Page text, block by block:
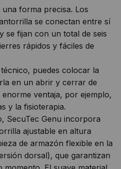
forma precisa. Los
se conectan entre sí
se fijan con un total de seis
rápidos y fáciles de
puedes colocar la
en un abrir y cerrar de
ventaja, por ejemplo,
y la fisioterapia.
SecuTec Genu incorpora
ajustable en altura
de armazón flexible en la
dorsal), que garantizan